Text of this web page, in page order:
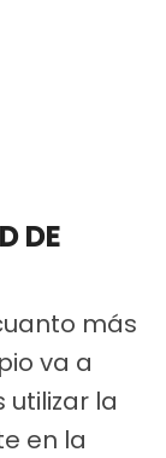
DE
más
va a
utilizar la
en la